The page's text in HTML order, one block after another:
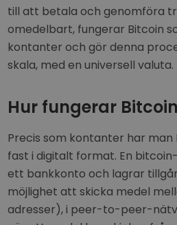
till att betala och genomföra
omedelbart, fungerar Bitcoin
kontanter och gör denna
skala, med en universell valuta.
Hur fungerar
Precis som kontanter har man
fast i digitalt format. En
ett bankkonto och lagrar
möjlighet att skicka medel
adresser), i peer-to-peer-